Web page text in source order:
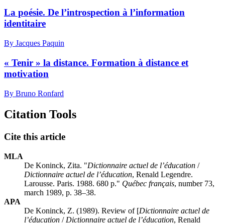
La poésie. De l’introspection à l’information
identitaire
By Jacques Paquin
« Tenir » la distance. Formation à distance et
motivation
By Bruno Ronfard
Citation Tools
Cite this article
MLA
De Koninck, Zita. "Dictionnaire actuel de l’éducation /
Dictionnaire actuel de l’éducation, Renald Legendre.
Larousse. Paris. 1988. 680 p." Québec français, number 73,
march 1989, p. 38–38.
APA
De Koninck, Z. (1989). Review of [Dictionnaire actuel de
l’éducation / Dictionnaire actuel de l’éducation, Renald